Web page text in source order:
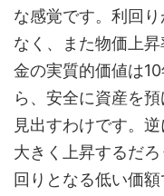
な感覚です。利回
なく、また物価上
金の実質的価値は
ら、安全に資産を
見出すわけです。
大きく上昇するだ
回りとなる低い価